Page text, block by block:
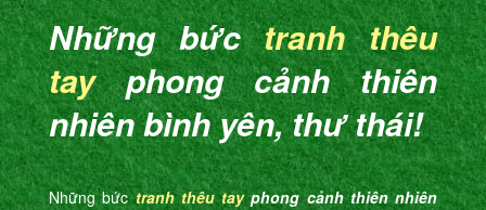
Những bứctranh thêu
tayphong cảnh thiên
nhiên bình yên, thư thái!
Những bứctranh thêu tayphong cảnh thiên nhiên